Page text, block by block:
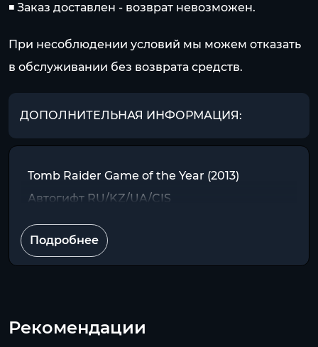
◾ Заказ доставлен - возврат невозможен.
При несоблюдении условий мы можем отказать
в обслуживании без возврата средств.
ДОПОЛНИТЕЛЬНАЯ ИНФОРМАЦИЯ:
Tomb Raider Game of the Year (2013)
Автогифт RU/KZ/UA/CIS
Подробнее
Рекомендации